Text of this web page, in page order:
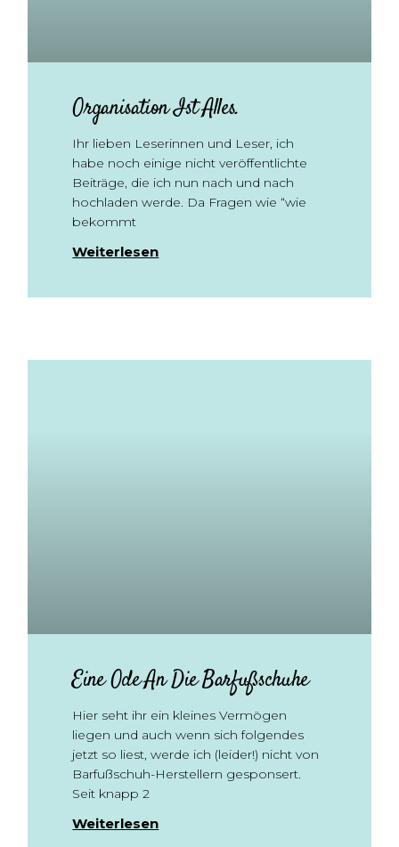
Organisation Ist Alles.
Ihr lieben Leserinnen und Leser, ich
habe noch einige nicht veröffentlichte
Beiträge, die ich nun nach und nach
hochladen werde. Da Fragen wie “wie
bekommt
Weiterlesen
Eine Ode An Die Barfußschuhe
Hier seht ihr ein kleines Vermögen
liegen und auch wenn sich folgendes
jetzt so liest, werde ich (leider!) nicht von
Barfußschuh-Herstellern gesponsert.
Seit knapp 2
Weiterlesen